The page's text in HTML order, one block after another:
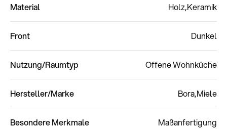
Material Holz Keramik
Front Dunkel
Nutzung/Raumtyp Offene Wohnküche
Hersteller/Marke Bora Miele
Besondere Merkmale Maßanfertigung